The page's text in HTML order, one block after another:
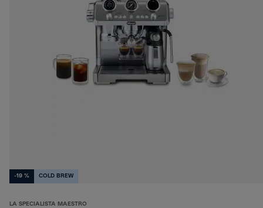
-19 % COLD BREW
LA SPECIALISTA MAESTRO